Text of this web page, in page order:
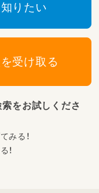
りたい
受け取る
をお試しくださ
みる！
！